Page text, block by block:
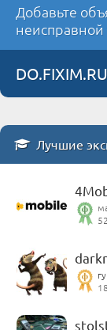
Добавьте
неисправной
DO.FIXIM.RU
Лучшие